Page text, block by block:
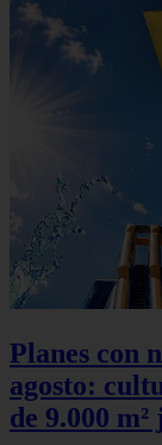
Planes con
agosto:
de 9.000